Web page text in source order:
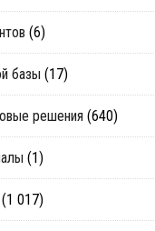
(6)
базы (17)
решения (640)
(1)
(1 017)